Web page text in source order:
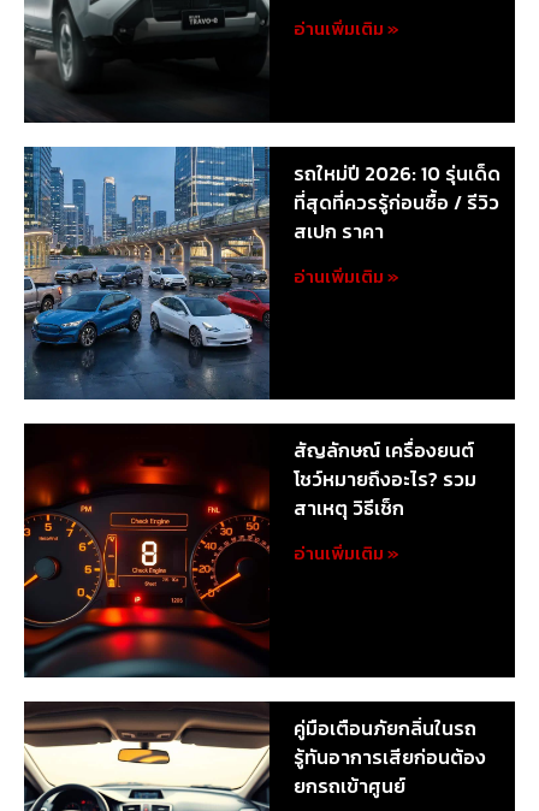
อ่านเพิ่มเติม »
รถใหม่ปี 2026: 10 รุ่นเด็ด
ที่สุดที่ควรรู้ก่อนซื้อ / รีวิว
สเปก ราคา
อ่านเพิ่มเติม »
สัญลักษณ์ เครื่องยนต์
โชว์หมายถึงอะไร? รวม
สาเหตุ วิธีเช็ก
อ่านเพิ่มเติม »
คู่มือเตือนภัยกลิ่นในรถ
รู้ทันอาการเสียก่อนต้อง
ยกรถเข้าศูนย์